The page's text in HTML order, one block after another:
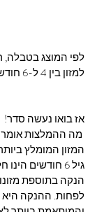
לפי המוצג בטבלה,
למזון בין 4 ל-6 חודשים, בניגוד קל להמלצות.
אז בואו נעשה סדר!
המזון המומלץ
גיל 6 חודשים
הנקה בתוספת
לפחות. ההנקה